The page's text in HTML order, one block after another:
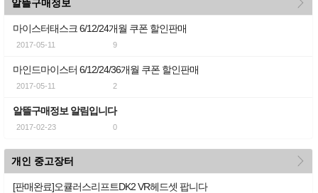
알뜰구매정보
마이스터태스크 6/12/24개월 쿠폰 할인판매
2017-05-11 9
마인드마이스터 6/12/24/36개월 쿠폰 할인판매
2017-05-11 2
알뜰구매정보 알림입니다
2017-02-23 0
개인 중고장터
[판매완료]오큘러스리프트DK2 VR헤드셋 팝니다